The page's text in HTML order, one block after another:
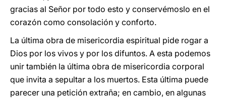
gracias al Señor por todo esto y conservémoslo en el
corazón como consolación y conforto.
La última obra de misericordia espiritual pide rogar a
Dios por los vivos y por los difuntos. A esta podemos
unir también la última obra de misericordia corporal
que invita a sepultar a los muertos. Esta última puede
parecer una petición extraña; en cambio, en algunas